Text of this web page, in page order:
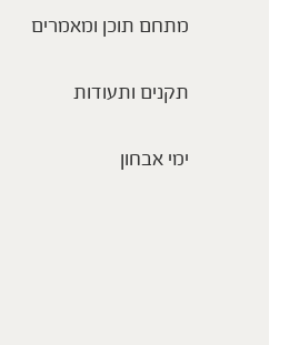
מתחם תוכן ומאמרים
תקנים ותעודות
ימי אבחון